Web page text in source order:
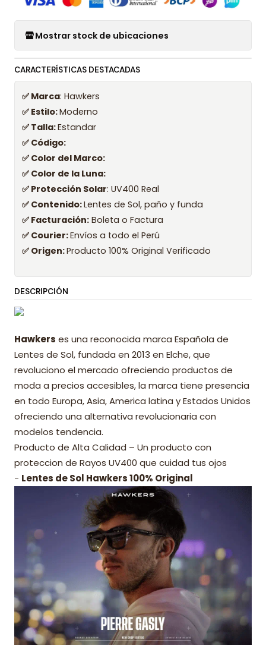
Mostrar stock de ubicaciones
CARACTERÍSTICAS DESTACADAS
✅ Marca: Hawkers
✅ Estilo:Moderno
✅ Talla:Estandar
✅ Código:
✅ Color del Marco:
✅ Color de la Luna:
✅ Protección Solar: UV400 Real
✅ Contenido:Lentes de Sol, paño y funda
✅ Facturación: Boleta o Factura
✅ Courier:Envíos a todo el Perú
✅ Origen:Producto 100% Original Verificado
DESCRIPCIÓN
Hawkers es una reconocida marca Española de
Lentes de Sol, fundada en 2013 en Elche, que
revoluciono el mercado ofreciendo productos de
moda a precios accesibles, la marca tiene presencia
en todo Europa, Asia, America latina y Estados Unidos
ofreciendo una alternativa revolucionaria con
modelos tendencia.
Producto de Alta Calidad – Un producto con
proteccion de Rayos UV400 que cuidad tus ojos
- Lentes de Sol Hawkers 100% Original